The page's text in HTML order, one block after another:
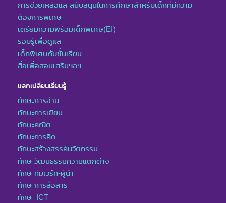
การช่วยเหลือและสนับสนุนในการศึกษาสำหรับเด็กที่มีความ
ต้องการพิเศษ
เตรียมความพร้อมเด็กพิเศษ(EI)
รอบรู้เพื่อดูแล
เด็กพิเศษกับชั้นเรียน
สื่อเพื่อสอนเสริมฯลฯ
แลกเปลี่ยนเรียนรู้
ทักษะการอ่าน
ทักษะการเขียน
ทักษะคณิต
ทักษะการคิด
ทักษะสร้างสรรค์นวัตกรรม
ทักษะวัฒนธรรมความแตกต่าง
ทักษะทีมเวิร์ค-ผู้นำ
ทักษะการสื่อสาร
ทักษะ ICT